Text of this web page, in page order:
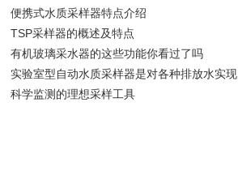
便携式水质采样器特点介绍
TSP采样器的概述及特点
有机玻璃采水器的这些功能你看过了吗
实验室型自动水质采样器是对各种排放水实现
科学监测的理想采样工具